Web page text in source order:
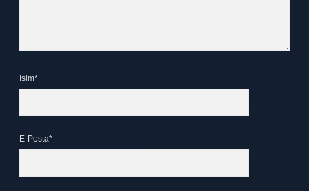
İsim*
E-Posta*